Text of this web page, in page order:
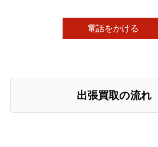
電話をかける
出張買取の流れ